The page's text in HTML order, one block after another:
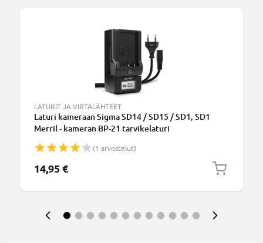
LATURIT JA VIRTALÄHTEET
Laturi kameraan Sigma SD14 / SD15 / SD1, SD1
Merril - kameran BP-21 tarvikelaturi
(1 arvostelut)
14,95 €